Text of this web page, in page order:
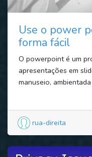
Use o power
forma fácil
O powerpoint é um
apresentações em
manuseio,
rua-direita